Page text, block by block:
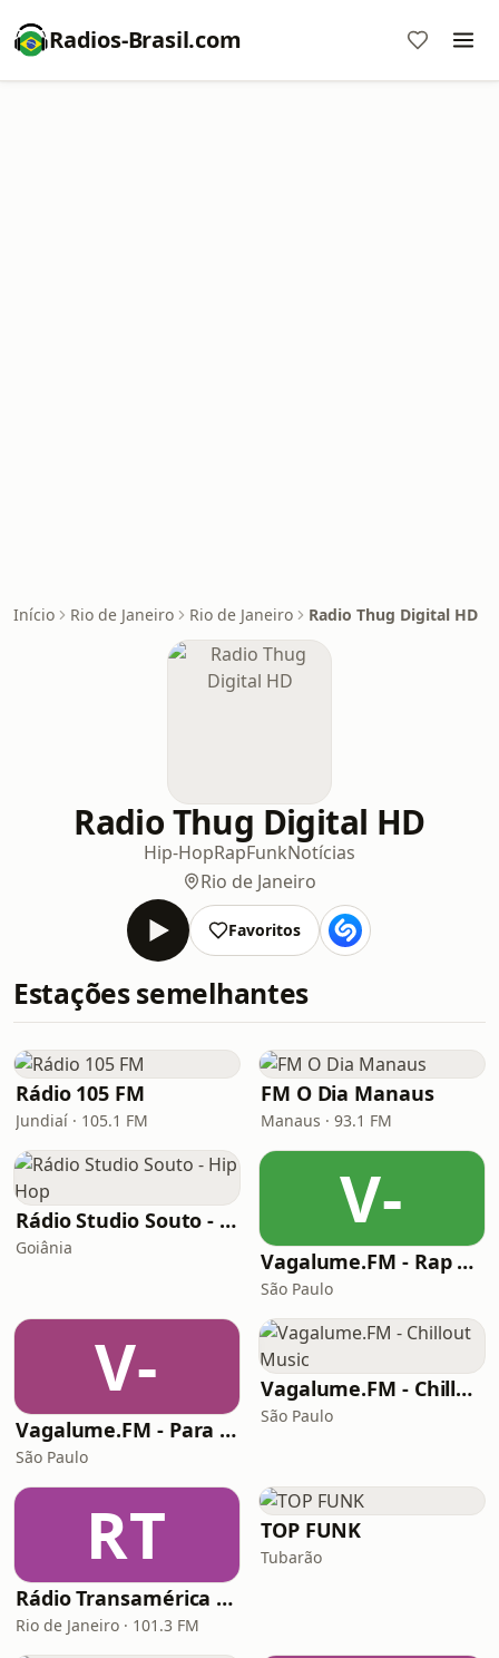
Radios-Brasil.com
Início Rio de Janeiro Rio de Janeiro Radio Thug Digital HD
Radio Thug Digital HD
Hip-HopRapFunkNotícias
Rio de Janeiro
Favoritos
Estações semelhantes
Rádio 105 FM
Jundiaí · 105.1 FM
FM O Dia Manaus
Manaus · 93.1 FM
Rádio Studio Souto - Hip Hop
Goiânia
V-
Vagalume.FM - Rap e Hip Hop
São Paulo
V-
Vagalume.FM - Para Trabalhar
São Paulo
Vagalume.FM - Chillout Music
São Paulo
RT
Rádio Transamérica Rio de Janeiro
Rio de Janeiro · 101.3 FM
TOP FUNK
Tubarão